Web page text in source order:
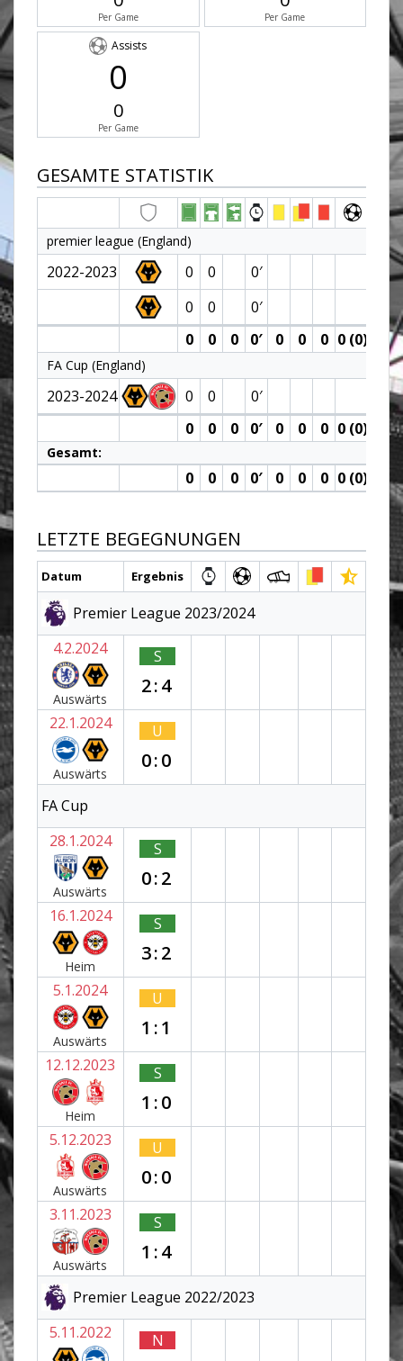
Per Game Per Game
Assists
0
0
Per Game
GESAMTE STATISTIK
premier league (England)
2022-2023 0 0
0′
0
0
0′
0
0 0 0′ 0 0 0 0 (0)
FA Cup (England)
2023-2024 0 0
0′
0
0 0 0′ 0 0 0 0 (0)
Gesamt:
0 0 0 0′ 0 0 0 0 (0)
LETZTE BEGEGNUNGEN
Datum Ergebnis
Premier League 2023/2024
4.2.2024
Auswärts
S
2:4
22.1.2024
Auswärts
U
0:0
FA Cup
28.1.2024
Auswärts
S
0:2
16.1.2024
Heim
S
3:2
5.1.2024
Auswärts
U
1:1
12.12.2023
Heim
S
1:0
5.12.2023
Auswärts
U
0:0
3.11.2023
Auswärts
S
1:4
Premier League 2022/2023
5.11.2022
N